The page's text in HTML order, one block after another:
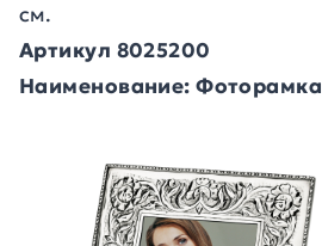
см.
Артикул 8025200
Наименование: Фоторамка